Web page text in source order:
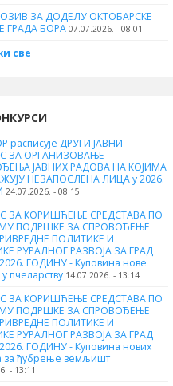
ЗА ДОДЕЛУ ОКТOБАРСКЕ
ГРАДА БОРА 07.07.2026. - 08:01
све
расписује ДРУГИ ЈАВНИ
ЗА ОРГАНИЗОВАЊЕ
ЈАВНИХ РАДОВА НА КОЈИМА
НЕЗАПОСЛЕНА ЛИЦА у 2026.
24.07.2026. - 08:15
ЗА КОРИШЋЕЊЕ СРЕДСТАВА ПО
ПОДРШКЕ ЗА СПРОВОЂЕЊЕ
ПОЛИТИКЕ И
РУРАЛНОГ РАЗВОЈА ЗА ГРАД
ГОДИНУ - Куповина нове
пчеларству 14.07.2026. - 13:14
ЗА КОРИШЋЕЊЕ СРЕДСТАВА ПО
ПОДРШКЕ ЗА СПРОВОЂЕЊЕ
ПОЛИТИКЕ И
РУРАЛНОГ РАЗВОЈА ЗА ГРАД
ГОДИНУ - Куповина нових
ђубрење земљишт
- 13:11